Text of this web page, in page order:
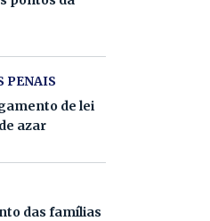
PENAIS
de lei
azar
das famílias